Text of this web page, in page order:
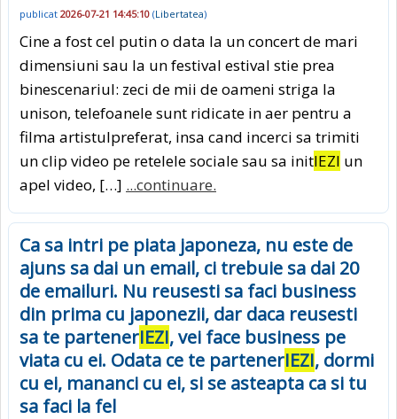
publicat 2026-07-21 14:45:10 (Libertatea)
Cine a fost cel putin o data la un concert de mari
dimensiuni sau la un festival estival stie prea
binescenariul: zeci de mii de oameni striga la
unison, telefoanele sunt ridicate in aer pentru a
filma artistulpreferat, insa cand incerci sa trimiti
un clip video pe retelele sociale sau sa initIEZI un
apel video, […] ...continuare.
Ca sa intri pe piata japoneza, nu este de
ajuns sa dai un email, ci trebuie sa dai 20
de emailuri. Nu reusesti sa faci business
din prima cu japonezii, dar daca reusesti
sa te partenerIEZI, vei face business pe
viata cu ei. Odata ce te partenerIEZI, dormi
cu ei, mananci cu ei, si se asteapta ca si tu
sa faci la fel